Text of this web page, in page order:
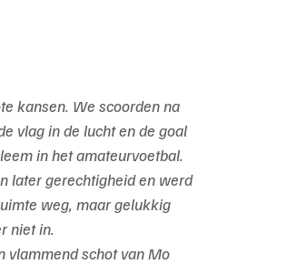
kansen. We scoorden na
vlag in de lucht en de goal
in het amateurvoetbal.
later gerechtigheid en werd
weg, maar gelukkig
niet in.
vlammend schot van Mo